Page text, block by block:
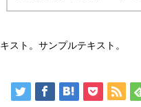
スト。サンプルテキスト。